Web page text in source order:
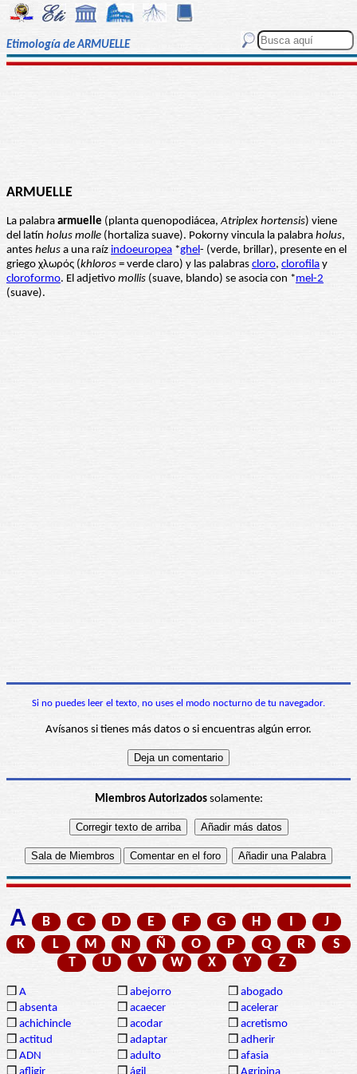
Etimología de ARMUELLE
ARMUELLE
La palabra armuelle (planta quenopodiácea,Atriplex hortensis) viene
del latín holus molle (hortaliza suave). Pokorny vincula la palabra holus,
antes helus a una raíz indoeuropea *ghel- (verde, brillar), presente en el
griego χλωρός (khloros = verde claro) y las palabras cloro, clorofila y
cloroformo. El adjetivo mollis (suave, blando) se asocia con *mel-2
(suave).
Si no puedes leer el texto, no uses el modo nocturno de tu navegador.
Avísanos si tienes más datos o si encuentras algún error.
Miembros Autorizadossolamente:
A B C D E F G H I
J
K
L M N Ñ O P Q R
S
T
U V W X Y Z
❒ A ❒ abejorro ❒ abogado
❒ absenta ❒ acaecer ❒ acelerar
❒ achichincle ❒ acodar ❒ acretismo
❒ actitud ❒ adaptar ❒ adherir
❒ ADN ❒ adulto ❒ afasia